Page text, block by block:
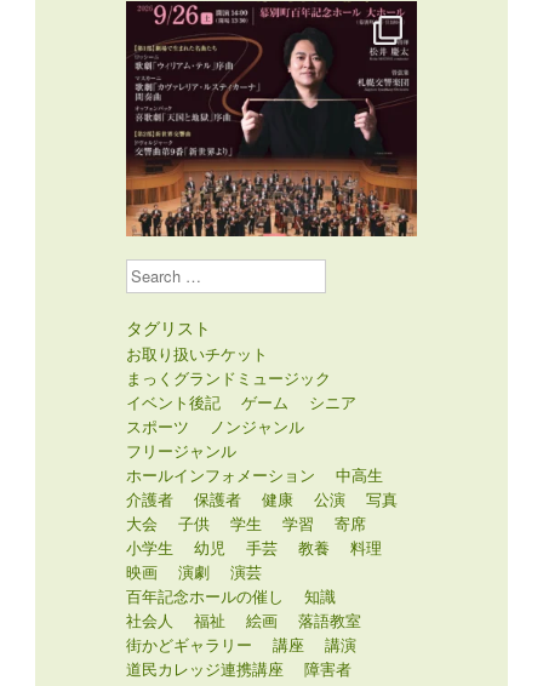
Search
タグリスト
お取り扱いチケット
まっくグランドミュージック
イベント後記
ゲーム
シニア
スポーツ
ノンジャンル
フリージャンル
ホールインフォメーション
中高生
介護者
保護者 健康 公演
写真
大会
子供 学生 学習
寄席
小学生
幼児 手芸 教養
料理
映画
演劇
演芸
百年記念ホールの催し
知識
社会人
福祉 絵画
落語教室
街かどギャラリー
講座
講演
道民カレッジ連携講座
障害者